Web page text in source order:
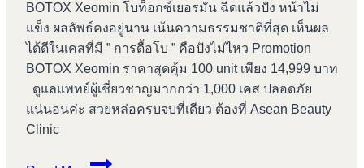
BOTOX Xeomin โบท็อกซ์เยอรมัน ฉีดแล้วปัง หน้าไม่
แข็ง ผลลัพธ์คงอยู่นาน เน้นความธรรมชาติที่สุด เห็นผล
ได้ดีในเคสที่มี ” การดื้อโบ ” คือปังไม่ไหว Promotion
BOTOX Xeomin ราคาสุดคุ้ม 100 unit เพียง 14,999 บาท
ดูแลแพทย์ผู้เชี่ยวชาญมากกว่า 1,000 เคส ปลอดภัย
แน่นอนค่ะ สวยหล่อครบจบที่เดียว ต้องที่ Asean Beauty
Clinic
BOTOX